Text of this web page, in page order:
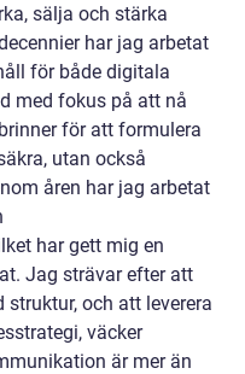
sälja och stärka
har jag arbetat
för både digitala
med fokus på att nå
för att formulera
utan också
åren har jag arbetat
har gett mig en
Jag strävar efter att
och att leverera
väcker
är mer än